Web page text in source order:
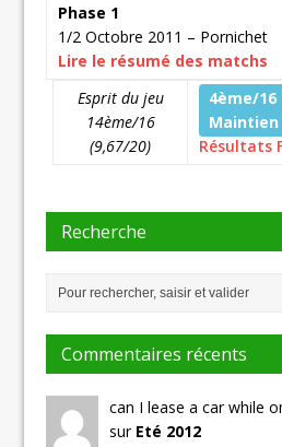
Phase 1
1/2 Octobre 2011 – Pornichet
Lire le résumé des matchs
Esprit du jeu
14ème/16
(9,67/20)
4ème/16
Maintien
Résultats
Recherche
Commentaires récents
can I lease a car while
sur Eté 2012